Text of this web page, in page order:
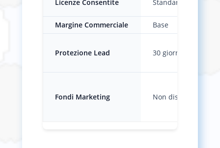
Licenze Consentite Standard o inferiori
Margine Commerciale Base
Protezione Lead 30 giorni (base)
Fondi Marketing Non disponibile